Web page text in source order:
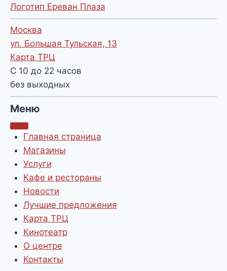
Логотип Ереван Плаза
Москва
ул. Большая Тульская, 13
Карта ТРЦ
С 10 до 22 часов
без выходных
Меню
Главная страница
Магазины
Услуги
Кафе и рестораны
Новости
Лучшие предложения
Карта ТРЦ
Кинотеатр
О центре
Контакты